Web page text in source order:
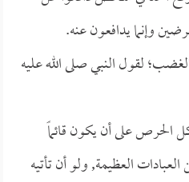
وإنما يدافعون عنه.
لقول النبي صلى الله عليه
على أن يكون قائماً
العظيمة, ولو أن تأتيه